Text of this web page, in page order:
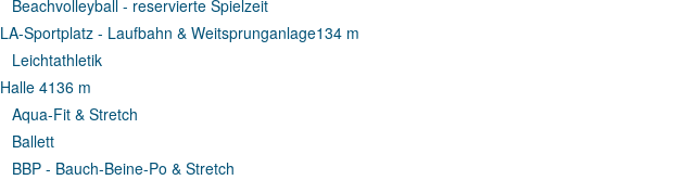
Beachvolleyball - reservierte Spielzeit
LA-Sportplatz - Laufbahn & Weitsprunganlage134 m
Leichtathletik
Halle 4136 m
Aqua-Fit & Stretch
Ballett
BBP - Bauch-Beine-Po & Stretch